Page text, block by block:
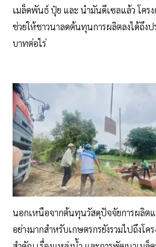
เมล็ดพันธ์ ปุ๋ย และ นำมันดีเซลแล้ว โครง
ช่วยให้ชาวนาลดต้นทุนการผลิตลงได้ถึง
บาทต่อไร่
นอกเหนือจากต้นทุนวัสดุปัจจัยการผลิตแ
อย่างมากสำหรับเกษตรกรยังรวมไปถึงโค